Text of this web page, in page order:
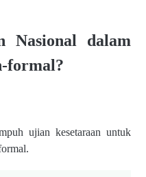
Nasional dalam
formal?
ujian kesetaraan untuk